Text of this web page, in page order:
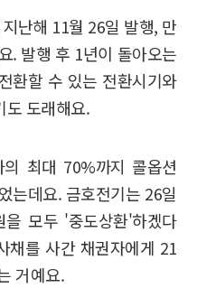
난해 11월 26일 발행, 만
. 발행 후 1년이 돌아오는
환할 수 있는 전환시기와
도 도래해요.
최대 70%까지 콜옵션
는데요. 금호전기는 26일
모두 '중도상환'하겠다
채를 사간 채권자에게 21
거예요.